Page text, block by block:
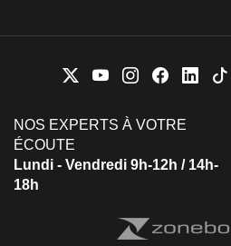
NOS EXPERTS À VOTRE
ÉCOUTE
Lundi - Vendredi 9h-12h / 14h-
18h